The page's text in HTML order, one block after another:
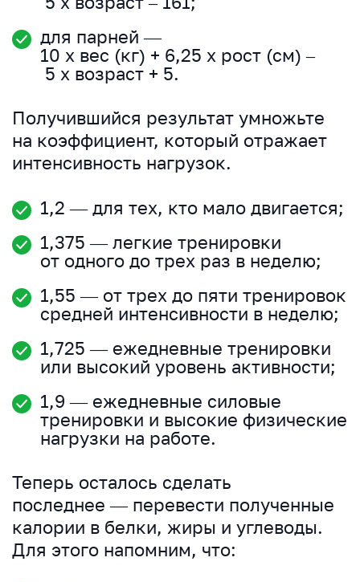
для парней —
10 х вес (кг) + 6,25 х рост (см) –
5 х возраст + 5.
Получившийся результат умножьте
на коэффициент, который отражает
интенсивность нагрузок.
1,2 — для тех, кто мало двигается;
1,375 — легкие тренировки
от одного до трех раз в неделю;
1,55 — от трех до пяти тренировок
средней интенсивности в неделю;
1,725 — ежедневные тренировки
или высокий уровень активности;
1,9 — ежедневные силовые
тренировки и высокие физические
нагрузки на работе.
Теперь осталось сделать
последнее — перевести полученные
калории в белки, жиры и углеводы.
Для этого напомним, что: